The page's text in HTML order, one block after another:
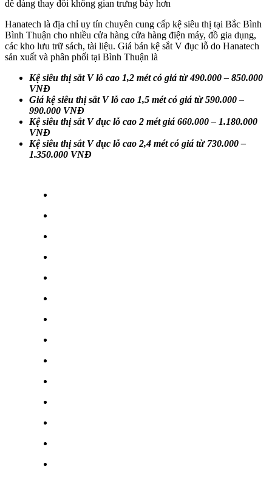
dễ dàng thay đổi không gian trưng bày hơn
Hanatech là địa chỉ uy tín chuyên cung cấp kệ siêu thị tại Bắc Bình
Bình Thuận cho nhiều cửa hàng cửa hàng điện máy, đồ gia dụng,
các kho lưu trữ sách, tài liệu. Giá bán kệ sắt V đục lỗ do Hanatech
sản xuất và phân phối tại Bình Thuận là
Kệ siêu thị sắt V lỗ cao 1,2 mét có giá từ 490.000 – 850.000
VNĐ
Giá kệ siêu thị sắt V lỗ cao 1,5 mét có giá từ 590.000 –
990.000 VNĐ
Kệ siêu thị sắt V đục lỗ cao 2 mét giá 660.000 – 1.180.000
VNĐ
Kệ siêu thị sắt V đục lỗ cao 2,4 mét có giá từ 730.000 –
1.350.000 VNĐ